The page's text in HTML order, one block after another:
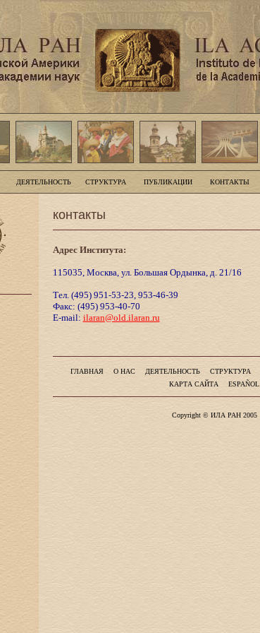
ДЕЯТЕЛЬНОСТЬ СТРУКТУРА ПУБЛИКАЦИИ КОНТАКТЫ
контакты
Адрес Института:
115035, Москва, ул. Большая Ордынка, д. 21/16
Тел. (495) 951-53-23, 953-46-39
Факс: (495) 953-40-70
E-mail: ilaran@old.ilaran.ru
ГЛАВНАЯ О НАС ДЕЯТЕЛЬНОСТЬ СТРУКТУРА
КАРТА САЙТА
ESPAÑOL
Copyright © ИЛА РАН 2005